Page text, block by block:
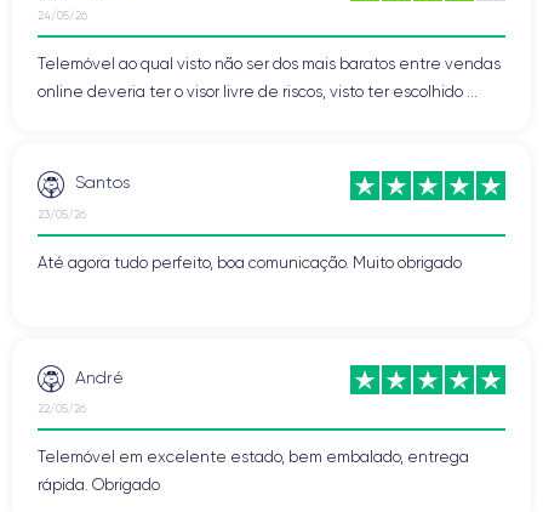
24/05/26
Telemóvel ao qual visto não ser dos mais baratos entre vendas
online deveria ter o visor livre de riscos, visto ter escolhido ...
Santos
23/05/26
Até agora tudo perfeito, boa comunicação. Muito obrigado
André
22/05/26
Telemóvel em excelente estado, bem embalado, entrega
rápida. Obrigado